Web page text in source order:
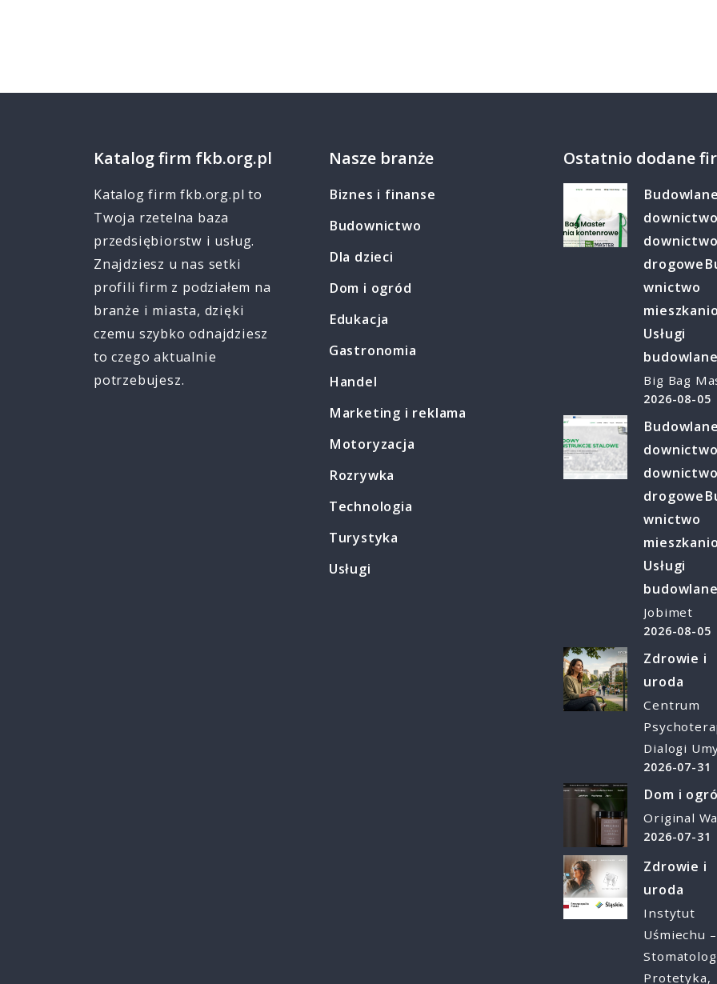
Katalog firm fkb.org.pl
Katalog firm fkb.org.pl to
Twoja rzetelna baza
przedsiębiorstw i usług.
Znajdziesz u nas setki
profili firm z podziałem na
branże i miasta, dzięki
czemu szybko odnajdziesz
to czego aktualnie
potrzebujesz.
Nasze branże
Biznes i finanse
Budownictwo
Dla dzieci
Dom i ogród
Edukacja
Gastronomia
Handel
Marketing i reklama
Motoryzacja
Rozrywka
Technologia
Turystyka
Usługi
Ostatnio dodane
Budowlane
downictwo
downictwo
drogowe
wnictwo
Usługi
budowlane
Big Bag
2026-08-05
Budowlane
downictwo
downictwo
drogowe
wnictwo
Usługi
budowlane
Jobimet
2026-08-05
Zdrowie i
uroda
Centrum
Dialogi
2026-07-31
Dom i
Original
2026-07-31
Zdrowie i
uroda
Instytut
Uśmiechu –
Protetyka,